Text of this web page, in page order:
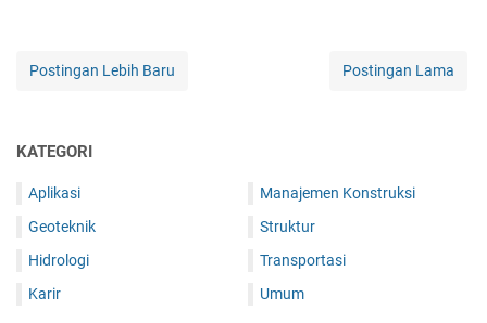
Postingan Lebih Baru Postingan Lama
KATEGORI
Aplikasi
Geoteknik
Hidrologi
Karir
Manajemen Konstruksi
Struktur
Transportasi
Umum